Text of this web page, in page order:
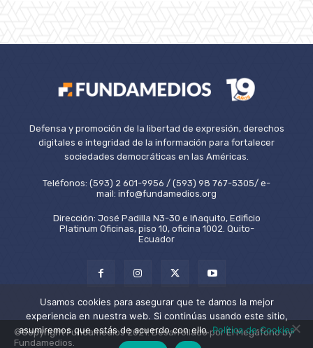
Defensa y promoción de la libertad de expresión, derechos
digitales e integridad de la información para fortalecer
sociedades democráticas en las Américas.
Teléfonos: (593) 2 601-9956 / (593) 98 767-5305/ e-
mail: info@fundamedios.org
Dirección: José Padilla N3-30 e Iñaquito, Edificio
Platinum Oficinas, piso 10, oficina 1002. Quito-
Ecuador
©Copyright Fundamedios 2021. Desarrollado por El Megáfono by
Fundamedios.
Usamos cookies para asegurar que te damos la mejor
experiencia en nuestra web. Si continúas usando este sitio,
asumiremos que estás de acuerdo con ello.Política de Cookies